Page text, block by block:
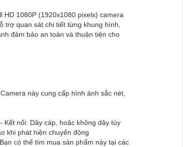
1080P (1920x1080 pixels) camera
quan sát chi tiết từng khung hình,
đảm bảo an toàn và thuận tiện cho
này cung cấp hình ảnh sắc nét,
nối: Dây cáp, hoặc không dây tùy
khi phát hiện chuyển động
có thể tìm mua sản phẩm này tại các